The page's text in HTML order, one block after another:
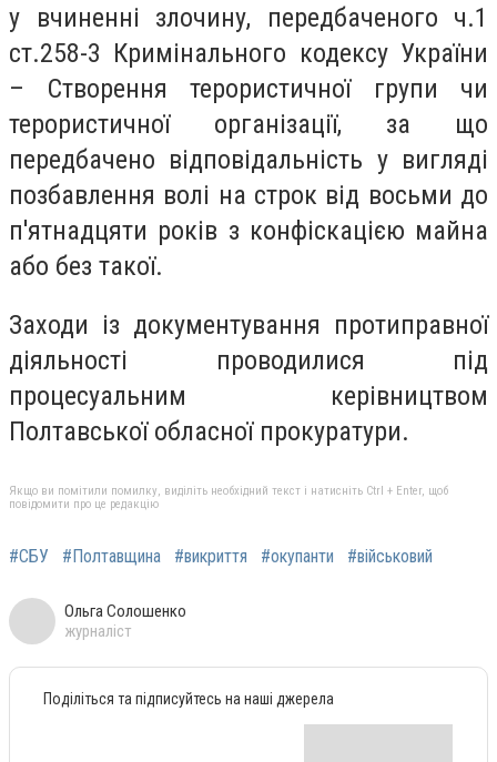
у вчиненні злочину, передбаченого ч.1
ст.258-3 Кримінального кодексу України
– Створення терористичної групи чи
терористичної організації, за що
передбачено відповідальність у вигляді
позбавлення волі на строк від восьми до
п'ятнадцяти років з конфіскацією майна
або без такої.
Заходи із документування протиправної
діяльності проводилися під
процесуальним керівництвом
Полтавської обласної прокуратури.
Якщо ви помітили помилку, виділіть необхідний текст і натисніть Ctrl + Enter, щоб
повідомити про це редакцію
#СБУ #Полтавщина #викриття #окупанти #військовий
Ольга Солошенко
журналіст
Поділіться та підписуйтесь на наші джерела